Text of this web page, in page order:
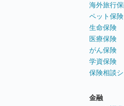
海外旅行
ペット保険
生命保険
医療保険
がん保険
学資保険
保険相談
金融